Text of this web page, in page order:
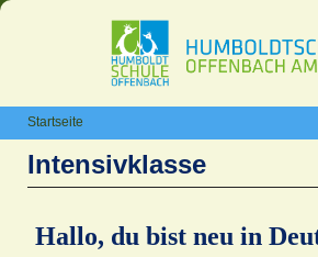
Startseite
Intensivklasse
Hallo, du bist neu in